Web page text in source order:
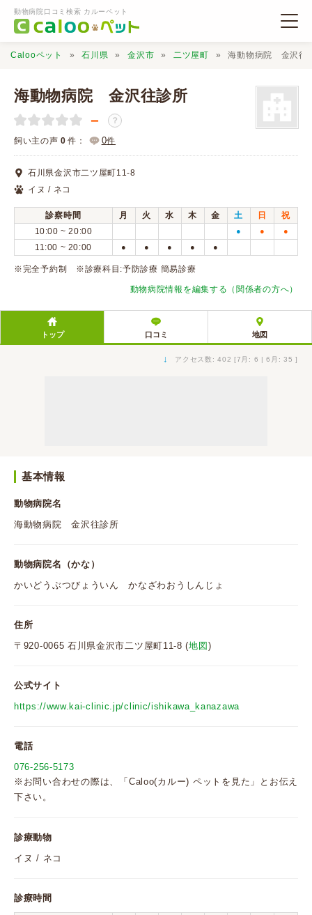
動物病院口コミ検索 カルーペット
動物病院検索
口コミ検索
Calooペットとは？
口コミ投稿
Calooペット 石川県 金沢市 二ツ屋町 海動物病院 金沢往
海動物病院 金沢往診所
－ ？
飼い主の声 0 件： 0件
石川県金沢市二ツ屋町11-8
イヌ / ネコ
診察時間 月 火 水 木 金 土 日
祝
10:00 ~ 20:00
● ● ●
11:00 ~ 20:00 ● ● ● ● ●
※完全予約制 ※診療科目:予防診療 簡易診療
動物病院情報を編集する（関係者の方へ）
トップ 口コミ 地図
↓ アクセス数: 402 [7月: 6 | 6月: 35 ]
基本情報
動物病院名
海動物病院 金沢往診所
動物病院名（かな）
かいどうぶつびょういん かなざわおうしんじょ
住所
〒920-0065 石川県金沢市二ツ屋町11-8 (地図 )
公式サイト
https://www.kai-clinic.jp/clinic/ishikawa_kanazawa
電話
076-256-5173
※お問い合わせの際は、「Caloo(カルー) ペットを見た」とお伝え
下さい。
診療動物
イヌ / ネコ
診療時間